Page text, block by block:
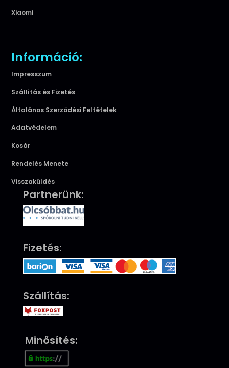
Xiaomi
Információ:
Impresszum
Szállítás és Fizetés
Általános Szerződési Feltételek
Adatvédelem
Kosár
Rendelés Menete
Visszaküldés
Partnerünk:
Fizetés:
Szállítás:
Minősítés: